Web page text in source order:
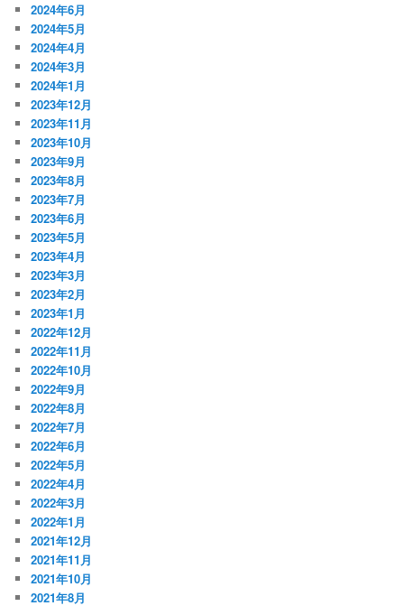
2024年6月
2024年5月
2024年4月
2024年3月
2024年1月
2023年12月
2023年11月
2023年10月
2023年9月
2023年8月
2023年7月
2023年6月
2023年5月
2023年4月
2023年3月
2023年2月
2023年1月
2022年12月
2022年11月
2022年10月
2022年9月
2022年8月
2022年7月
2022年6月
2022年5月
2022年4月
2022年3月
2022年1月
2021年12月
2021年11月
2021年10月
2021年8月